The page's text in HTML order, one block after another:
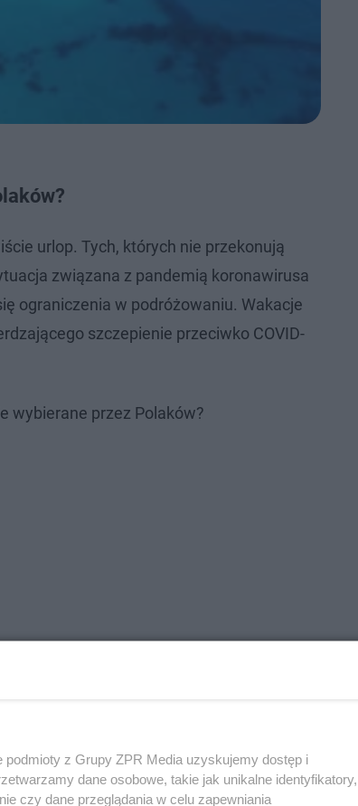
urlop. Tych, których nie przekonują
związana z pandemią koronawirusa
ograniczenia w podróżowaniu. Wakacje
szczepienie przeciwko COVID-
wybierane przez Polaków?
testu antygenowego na obecność
z Grupy ZPR Media uzyskujemy dostęp i
dane osobowe, takie jak unikalne identyfikatory,
czy dane przeglądania w celu zapewniania